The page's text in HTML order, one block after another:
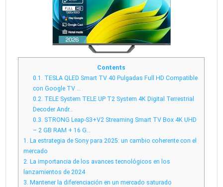
Contents
0.1. TESLA QLED Smart TV 40 Pulgadas Full HD Compatible
con Google TV …
0.2. TELE System TELE UP T2 System 4K Digital Terrestrial
Decoder Andr…
0.3. STRONG Leap-S3+V2 Streaming Smart TV Box 4K UHD
– 2 GB RAM + 16 G…
1. La estrategia de Sony para 2025: un cambio coherente con el
mercado
2. La importancia de los avances tecnológicos en los
lanzamientos de 2024
3. Mantener la diferenciación en un mercado saturado